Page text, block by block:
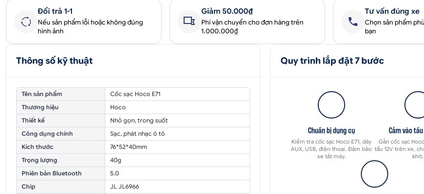
Đổi trả 1-1
Nếu sản phẩm lỗi hoặc không đúng
hình ảnh
Giảm 50.000₫
Phí vận chuyển cho đơn hàng trên
1.000.000₫
Tư vấn đúng xe
Chọn sản phẩm
bạn
Thông số kỹ thuật
Tên sản phẩm
Cốc sạc Hoco E71
Thương hiệu
Hoco
Thiết kế
Nhỏ gọn, trong suốt
Công dụng chính
Sạc, phát nhạc ô tô
Kích thước
76*52*40mm
Trọng lượng
40g
Phiên bản Bluetooth
5.0
Chip
JL JL6966
Quy trình lắp đặt 7 bước
Chuẩn bị dụng cụ
Kiểm tra cốc sạc Hoco E71, dây
AUX, USB, điện thoại. Đảm bảo
xe tắt máy.
Cắm vào
Gắn cốc sạc
tẩu 12V trên xe,
khít.